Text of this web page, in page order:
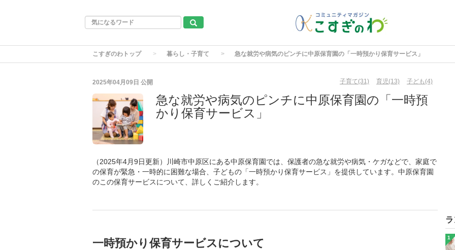
こすぎのわトップ 暮らし・子育て 急な就労や病気のピンチに中原保育園の「一時預かり保育サービス」
2025年04月09日 公開 子育て(31) 育児(13) 子ども(4)
急な就労や病気のピンチに中原保育園の「一時預
かり保育サービス」
（2025年4月9日更新）川崎市中原区にある中原保育園では、保護者の急な就労や病気・ケガなどで、家庭で
の保育が緊急・一時的に困難な場合、子どもの「一時預かり保育サービス」を提供しています。中原保育園
のこの保育サービスについて、詳しくご紹介します。
一時預かり保育サービスについて 1